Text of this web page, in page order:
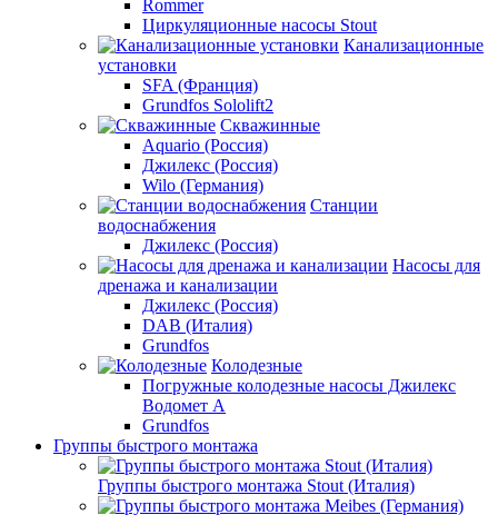
Rommer
Циркуляционные насосы Stout
Канализационные
установки
SFA (Франция)
Grundfos Sololift2
Скважинные
Aquario (Россия)
Джилекс (Россия)
Wilo (Германия)
Станции
водоснабжения
Джилекс (Россия)
Насосы для
дренажа и канализации
Джилекс (Россия)
DAB (Италия)
Grundfos
Колодезные
Погружные колодезные насосы Джилекс
Водомет А
Grundfos
Группы быстрого монтажа
Группы быстрого монтажа Stout (Италия)